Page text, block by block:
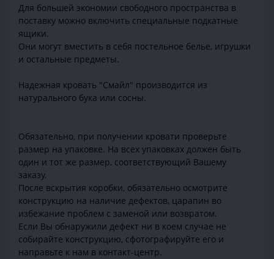
Для большей экономии свободного пространства в
поставку можно включить специальные подкатные
ящики.
Они могут вместить в себя постельное белье, игрушки
и остальные предметы.
Надежная кровать "Смайл" производится из
натурального бука или сосны.
Обязательно, при получении кровати проверьте
размер на упаковке. На всех упаковках должен быть
один и тот же размер, соответствующий Вашему
заказу.
После вскрытия коробки, обязательно осмотрите
конструкцию на наличие дефектов, царапин во
избежание проблем с заменой или возвратом.
Если Вы обнаружили дефект ни в коем случае не
собирайте конструкцию, сфотографируйте его и
направьте к нам в контакт-центр.